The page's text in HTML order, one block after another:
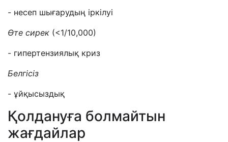
- несеп шығарудың іркілуі
Өте сирек (<1/10,000)
- гипертензиялық криз
Белгісіз
- ұйқысыздық
Қолдануға болмайтын
жағдайлар